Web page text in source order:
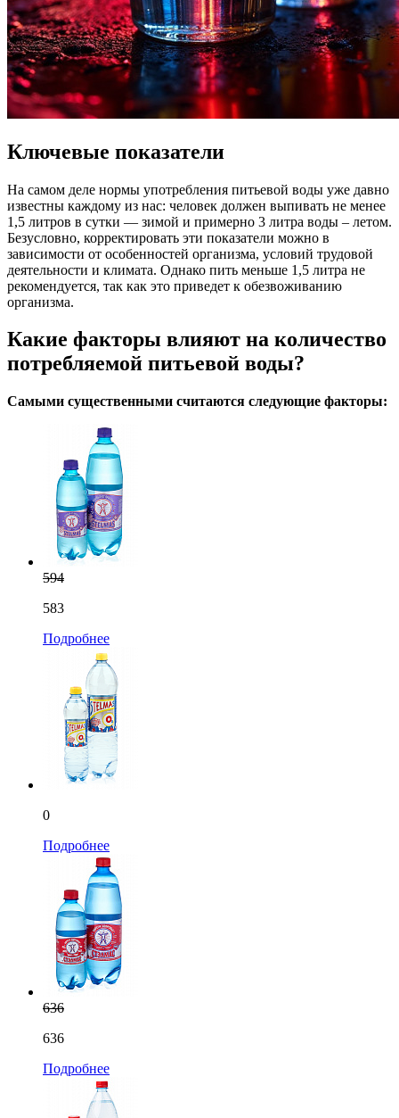
Ключевые показатели
На самом деле нормы употребления питьевой воды уже давно
известны каждому из нас: человек должен выпивать не менее
1,5 литров в сутки — зимой и примерно 3 литра воды – летом.
Безусловно, корректировать эти показатели можно в
зависимости от особенностей организма, условий трудовой
деятельности и климата. Однако пить меньше 1,5 литра не
рекомендуется, так как это приведет к обезвоживанию
организма.
Какие факторы влияют на количество
потребляемой питьевой воды?
Самыми существенными считаются следующие факторы:
594
583
Подробнее
0
Подробнее
636
636
Подробнее